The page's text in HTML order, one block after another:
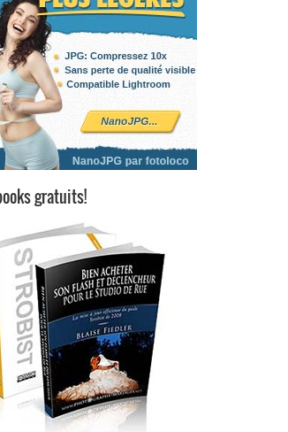
gratuits!